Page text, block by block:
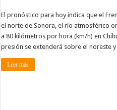
El pronóstico para hoy indica que el
el norte de Sonora, el río atmosférico
a 80 kilómetros por hora (km/h) en
presión se extenderá sobre el noreste y
Leer más